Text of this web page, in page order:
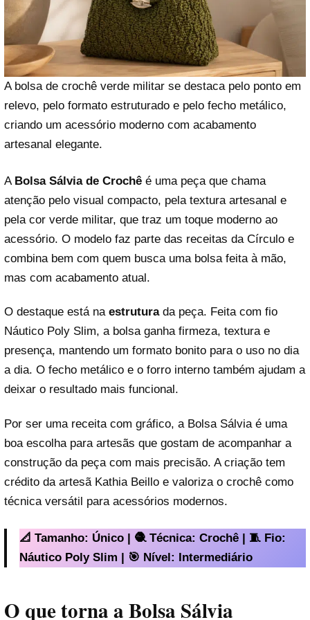
A bolsa de crochê verde militar se destaca pelo ponto em
relevo, pelo formato estruturado e pelo fecho metálico,
criando um acessório moderno com acabamento
artesanal elegante.
A Bolsa Sálvia de Crochê é uma peça que chama
atenção pelo visual compacto, pela textura artesanal e
pela cor verde militar, que traz um toque moderno ao
acessório. O modelo faz parte das receitas da Círculo e
combina bem com quem busca uma bolsa feita à mão,
mas com acabamento atual.
O destaque está na estruturada peça. Feita com fio
Náutico Poly Slim, a bolsa ganha firmeza, textura e
presença, mantendo um formato bonito para o uso no dia
a dia. O fecho metálico e o forro interno também ajudam a
deixar o resultado mais funcional.
Por ser uma receita com gráfico, a Bolsa Sálvia é uma
boa escolha para artesãs que gostam de acompanhar a
construção da peça com mais precisão. A criação tem
crédito da artesã Kathia Beillo e valoriza o crochê como
técnica versátil para acessórios modernos.
📐 Tamanho: Único | 🧶 Técnica: Crochê | 🧵 Fio:
Náutico Poly Slim | 🎯 Nível: Intermediário
O que torna a Bolsa Sálvia